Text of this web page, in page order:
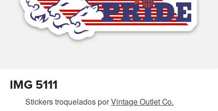
IMG 5111
Stickers troqueladosporVintage Outlet Co.